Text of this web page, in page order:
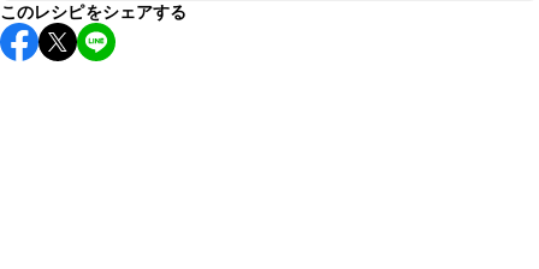
保存期間は冷蔵で翌日中が目安です。なるべくお早めにお召
し上がりください。
このレシピをシェアする